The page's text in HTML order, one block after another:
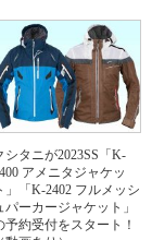
シタニが2023SS「K-
アメニタジャケッ
」「K-2402 フルメッシ
パーカージャケット」
予約受付をスタート！